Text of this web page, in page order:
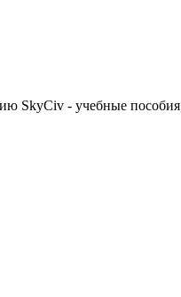
SkyCiv - учебные пособия,